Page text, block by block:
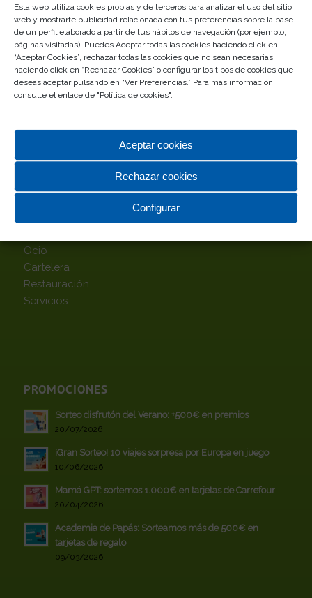
Esta web utiliza cookies propias y de terceros para analizar el uso del sitio
web y mostrarte publicidad relacionada con tus preferencias sobre la base
de un perfil elaborado a partir de tus hábitos de navegación (por ejemplo,
páginas visitadas). Puedes Aceptar todas las cookies haciendo click en
“Aceptar Cookies”, rechazar todas las cookies que no sean necesarias
haciendo click en “Rechazar Cookies” o configurar los tipos de cookies que
deseas aceptar pulsando en “Ver Preferencias.” Para más información
consulte el enlace de "Política de cookies".
Aceptar cookies
Rechazar cookies
Configurar
Alimentación
Ocio
Cartelera
Restauración
Servicios
PROMOCIONES
Sorteo disfrutón del Verano: +500€ en premios
20/07/2026
¡Gran Sorteo! 10 viajes sorpresa por Europa en juego
10/06/2026
Mamá GPT: sortemos 1.000€ en tarjetas de Carrefour
20/04/2026
Academia de Papás: Sorteamos más de 500€ en
tarjetas de regalo
09/03/2026